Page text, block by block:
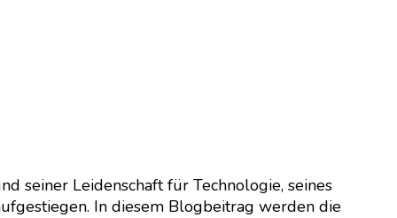
seiner Leidenschaft für Technologie, seines
In diesem Blogbeitrag werden die